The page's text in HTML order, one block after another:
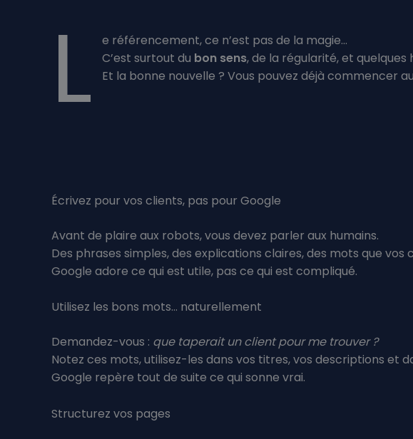
L
e référencement, ce n’est pas de la magie…
C’est surtout du bon sens, de la régularité, et
Et la bonne nouvelle ? Vous pouvez déjà commencer
Écrivez pour vos clients, pas pour Google
Avant de plaire aux robots, vous devez parler aux humains.
Des phrases simples, des explications claires, des mots que
Google adore ce qui est utile, pas ce qui est compliqué.
Utilisez les bons mots… naturellement
Demandez-vous : que taperait un client pour me trouver ?
Notez ces mots, utilisez-les dans vos titres, vos descriptions et
Google repère tout de suite ce qui sonne vrai.
Structurez vos pages